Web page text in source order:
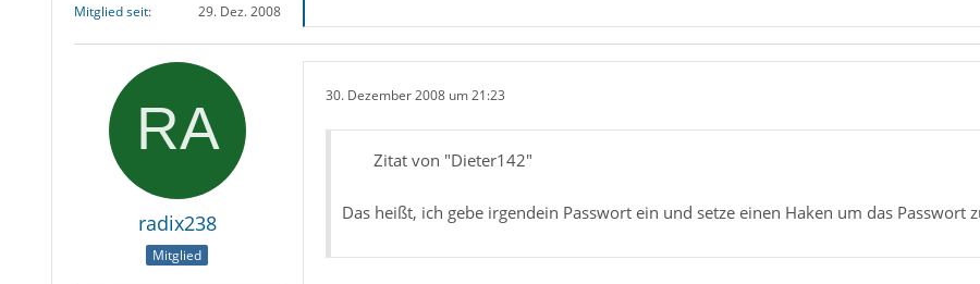
Mitglied seit
29. Dez. 2008
radix238
Mitglied
30. Dezember 2008 um 21:23
Zitat von "Dieter142"
Das heißt, ich gebe irgendein Passwort ein und setze einen Haken um das Passwort